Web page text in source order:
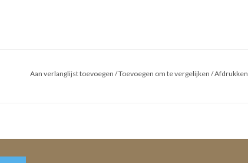
Aan verlanglijst toevoegen/Toevoegen om te vergelijken/Afdrukken